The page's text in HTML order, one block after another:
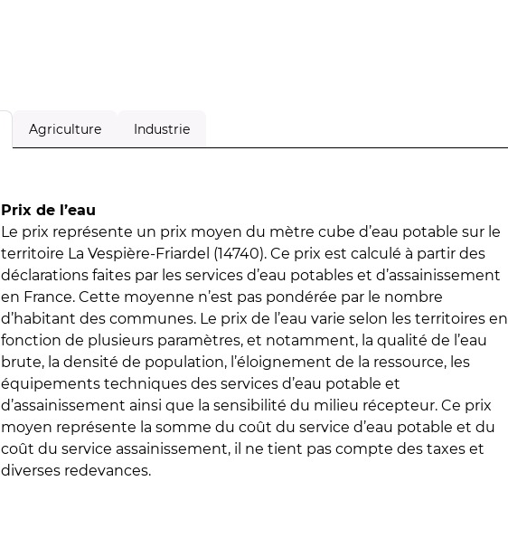
Agriculture Industrie
Prix de l’eau
Le prix représente un prix moyen du mètre cube d’eau potable sur le
territoire La Vespière-Friardel (14740). Ce prix est calculé à partir des
déclarations faites par les services d’eau potables et d’assainissement
en France. Cette moyenne n’est pas pondérée par le nombre
d’habitant des communes. Le prix de l’eau varie selon les territoires en
fonction de plusieurs paramètres, et notamment, la qualité de l’eau
brute, la densité de population, l’éloignement de la ressource, les
équipements techniques des services d’eau potable et
d’assainissement ainsi que la sensibilité du milieu récepteur. Ce prix
moyen représente la somme du coût du service d’eau potable et du
coût du service assainissement, il ne tient pas compte des taxes et
diverses redevances.